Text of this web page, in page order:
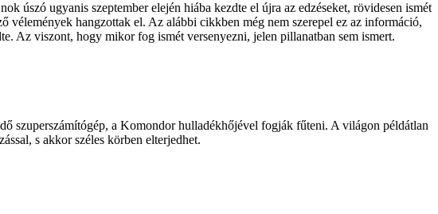
úszó ugyanis szeptember elején hiába kezdte el újra az edzéseket, rövidesen ismét
hangzottak el. Az alábbi cikkben még nem szerepel ez az információ,
Az viszont, hogy mikor fog ismét versenyezni, jelen pillanatban sem ismert.
szuperszámítógép, a Komondor hulladékhőjével fogják fűteni. A világon példátlan
s akkor széles körben elterjedhet.